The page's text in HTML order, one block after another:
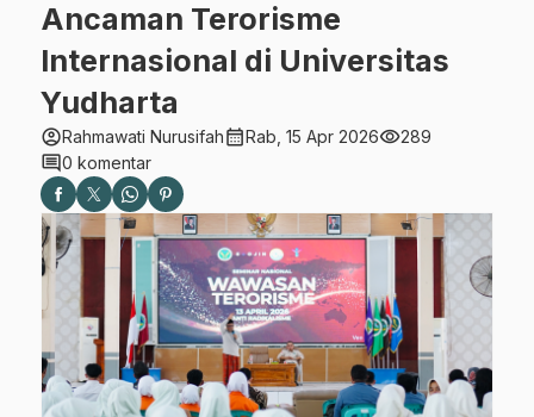
Ancaman Terorisme
Internasional di Universitas
Yudharta
account_circleRahmawati Nurusifahcalendar_monthRab, 15 Apr 2026visibility289
comment0 komentar